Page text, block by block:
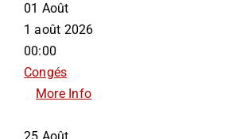
01 Août
1 août 2026
00:00
Congés
More Info